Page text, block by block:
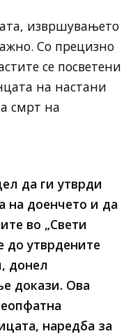
извршувањето
Со прецизно
се посветени
на настани
смрт на
да ги утврди
на доенчето и да
во „Свети
до утврдените
донел
докази. Ова
наредба за